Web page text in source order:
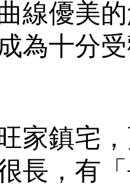
線優美的
為十分
家鎮宅
長，有